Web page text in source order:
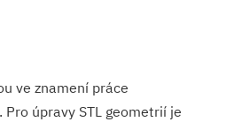
ve znamení práce
úpravy STL geometrií je